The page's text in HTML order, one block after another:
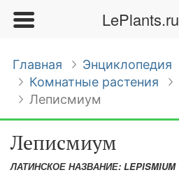
LePlants.ru
Главная
Энциклопедия
Комнатные растения
Леписмиум
Леписмиум
ЛАТИНСКОЕ НАЗВАНИЕ: LEPISMIUM